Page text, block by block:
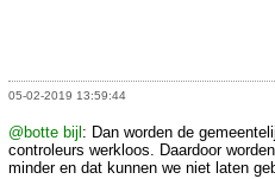
05-02-2019 13:59:44
@botte bijl : Dan worden de
controleurs werkloos. Daardoor
minder en dat kunnen we niet laten